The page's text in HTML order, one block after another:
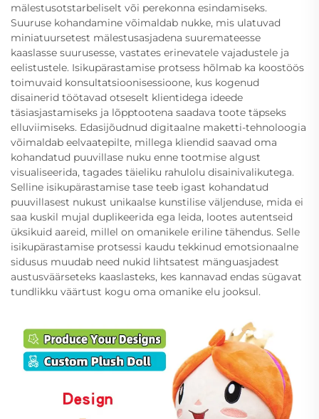
mälestusotstarbeliselt või perekonna esindamiseks.
Suuruse kohandamine võimaldab nukke, mis ulatuvad
miniatuursetest mälestusasjadena suuremateesse
kaaslasse suurusesse, vastates erinevatele vajadustele ja
eelistustele. Isikupärastamise protsess hõlmab ka koostöös
toimuvaid konsultatsioonisessioone, kus kogenud
disainerid töötavad otseselt klientidega ideede
täsiasjastamiseks ja lõpptootena saadava toote täpseks
elluviimiseks. Edasijõudnud digitaalne maketti-tehnoloogia
võimaldab eelvaatepilte, millega kliendid saavad oma
kohandatud puuvillase nuku enne tootmise algust
visualiseerida, tagades täieliku rahulolu disainivalikutega.
Selline isikupärastamise tase teeb igast kohandatud
puuvillasest nukust unikaalse kunstilise väljenduse, mida ei
saa kuskil mujal duplikeerida ega leida, lootes autentseid
üksikuid aareid, millel on omanikele eriline tähendus. Selle
isikupärastamise protsessi kaudu tekkinud emotsionaalne
sidusus muudab need nukid lihtsatest mänguasjadest
austusväärseteks kaaslasteks, kes kannavad endas sügavat
tundlikku väärtust kogu oma omanike elu jooksul.